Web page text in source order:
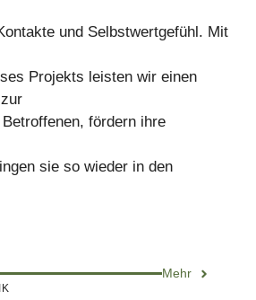
und Selbstwertgefühl. Mit
Projekts leisten wir einen
fördern ihre
sie so wieder in den
Mehr